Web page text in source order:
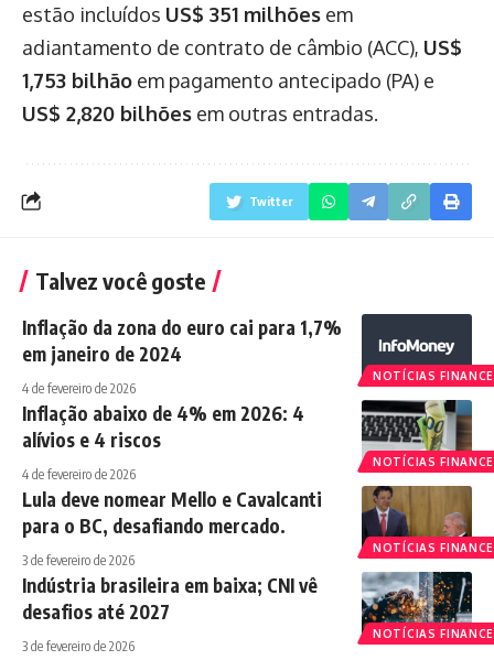
estão incluídos US$ 351 milhões em
adiantamento de contrato de câmbio (ACC), US$
1,753 bilhão em pagamento antecipado (PA) e
US$ 2,820 bilhões em outras entradas.
Twitter
Talvez você goste
NOTÍCIAS
Inflação da zona do euro cai para 1,7%
em janeiro de 2024
4 de fevereiro de 2026
NOTÍCIAS
Inflação abaixo de 4% em 2026: 4
alívios e 4 riscos
4 de fevereiro de 2026
NOTÍCIAS
Lula deve nomear Mello e Cavalcanti
para o BC, desafiando mercado.
3 de fevereiro de 2026
NOTÍCIAS
Indústria brasileira em baixa; CNI vê
desafios até 2027
3 de fevereiro de 2026